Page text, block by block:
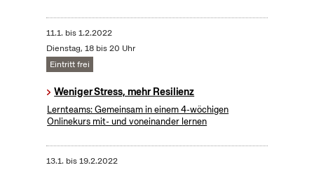
11.1. bis1.2.2022
Dienstag, 18 bis 20 Uhr
Eintritt frei
Weniger Stress, mehr Resilienz
Lernteams: Gemeinsam in einem 4-wöchigen
Onlinekurs mit- und voneinander lernen
13.1. bis19.2.2022